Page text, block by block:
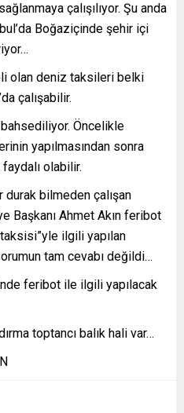
çalışılıyor. Şu anda
Boğaziçinde şehir içi
olan deniz taksileri belki
çalışabilir.
Öncelikle
yapılmasından sonra
olabilir.
bilmeden çalışan
Başkanı Ahmet Akın feribot
ilgili yapılan
tam cevabı değildi…
feribot ile ilgili yapılacak
toptancı balık hali var…